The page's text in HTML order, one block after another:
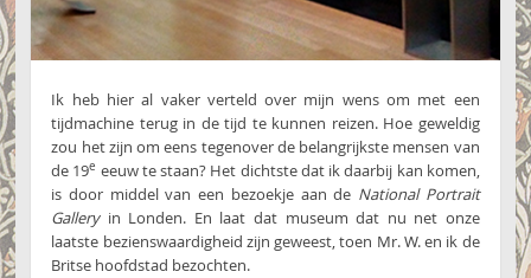
Ik heb hier al vaker verteld over mijn wens om met een
tijdmachine terug in de tijd te kunnen reizen. Hoe geweldig
zou het zijn om eens tegenover de belangrijkste mensen van
de 19e eeuw te staan? Het dichtste dat ik daarbij kan komen,
is door middel van een bezoekje aan de National Portrait
Galleryin Londen. En laat dat museum dat nu net onze
laatste bezienswaardigheid zijn geweest, toen Mr. W. en ik de
Britse hoofdstad bezochten.